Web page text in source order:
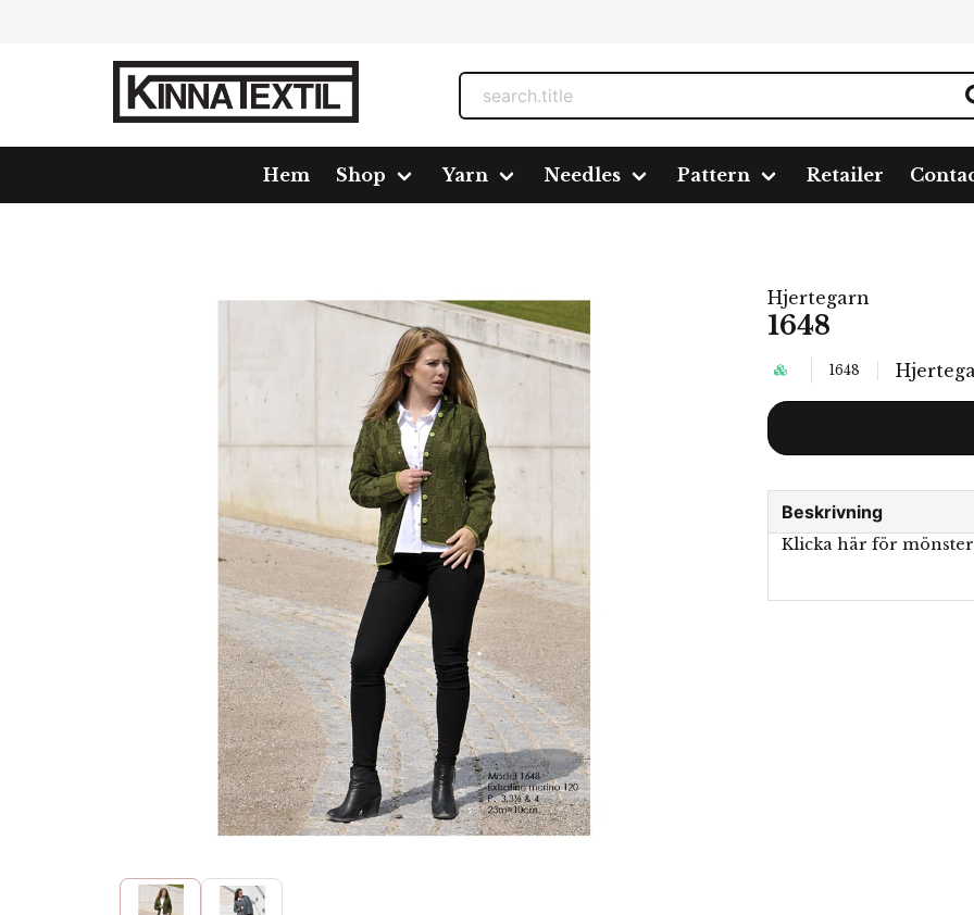
Hem Shop Yarn Needles Pattern Retailer
Pattern 1648
Hjertegarn
1648
1648
Beskrivning
Klicka här för mönster